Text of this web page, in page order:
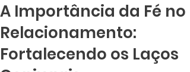
A Importância da Fé no
Relacionamento:
Fortalecendo os Laços